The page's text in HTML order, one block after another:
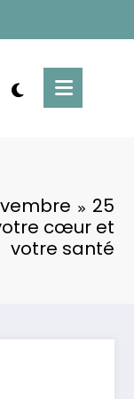
25
cœur et
votre santé